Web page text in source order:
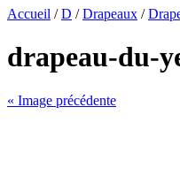
Accueil /D /Drapeaux /
drapeau-du-
« Image précédente